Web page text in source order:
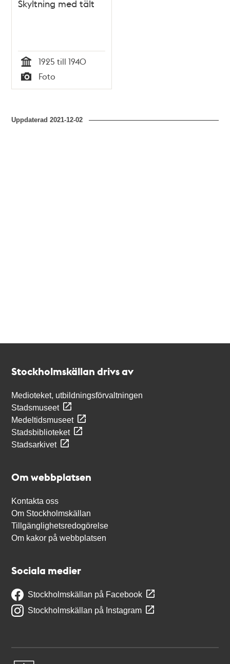
Skyltning med tält
Tid
1925 till 1940
Typ
Foto
Uppdaterad2021-12-02
Stockholmskällan drivs av
Medioteket, utbildningsförvaltningen
Stadsmuseet
Medeltidsmuseet
Stadsbiblioteket
Stadsarkivet
Om webbplatsen
Kontakta oss
Om Stockholmskällan
Tillgänglighetsredogörelse
Om kakor på webbplatsen
Sociala medier
Stockholmskällan på Facebook
Stockholmskällan på Instagram